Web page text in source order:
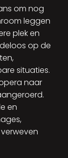
om nog
leggen
plek en
op de
situaties.
naar
en